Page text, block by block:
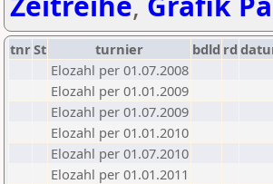
tnrSt turnier bdld rd
Elozahl per 01.07.2008
Elozahl per 01.01.2009
Elozahl per 01.07.2009
Elozahl per 01.01.2010
Elozahl per 01.07.2010
Elozahl per 01.01.2011